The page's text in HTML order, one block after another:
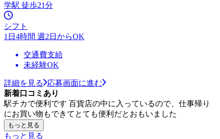
学駅 徒歩21分
シフト
1日4時間 週2日からOK
交通費支給
未経験OK
詳細を見る
応募画面に進む
新着口コミあり
駅チカで便利です 百貨店の中に入っているので、仕事帰り
にお買い物もできてとても便利だとおもいました
もっと見る
もっと見る